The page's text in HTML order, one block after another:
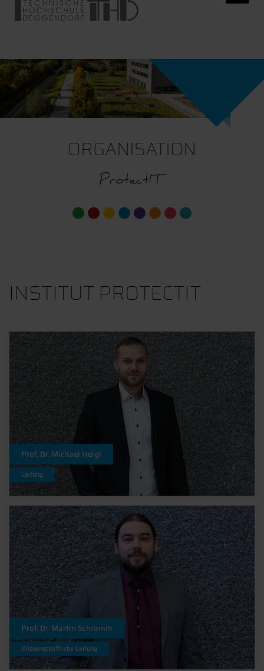
ORGANISATION
ProtectIT
INSTITUT PROTECTIT
Prof. Dr. Michael Heigl
Leitung
Prof. Dr. Martin Schramm
Wissenschaftliche Leitung